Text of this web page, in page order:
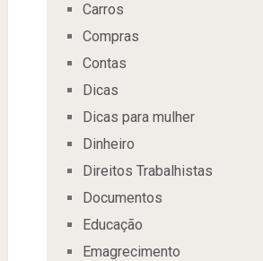
Carros
Compras
Contas
Dicas
Dicas para mulher
Dinheiro
Direitos Trabalhistas
Documentos
Educação
Emagrecimento